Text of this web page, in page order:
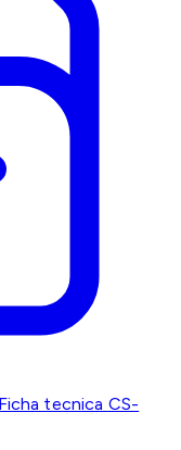
Ficha tecnica CS-